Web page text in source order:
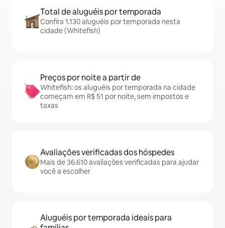
Total de aluguéis por temporada
Confira 1.130 aluguéis por temporada nesta
cidade (Whitefish)
Preços por noite a partir de
Whitefish: os aluguéis por temporada na cidade
começam em R$ 51 por noite, sem impostos e
taxas
Avaliações verificadas dos hóspedes
Mais de 36.610 avaliações verificadas para ajudar
você a escolher
Aluguéis por temporada ideais para